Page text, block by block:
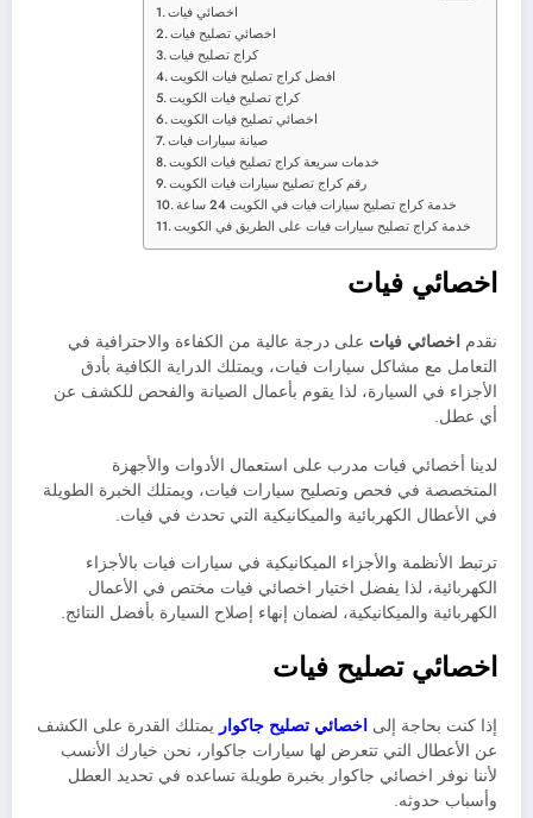
اخصائي فيات
اخصائي تصليح فيات
كراج تصليح فيات
افضل كراج تصليح فيات الكويت
كراج تصليح فيات الكويت
اخصائي تصليح فيات الكويت
صيانة سيارات فيات
خدمات سريعة كراج تصليح فيات الكويت
رقم كراج تصليح سيارات فيات الكويت
خدمة كراج تصليح سيارات فيات في الكويت 24 ساعة
خدمة كراج تصليح سيارات فيات على الطريق في الكويت
اخصائي فيات
نقدم اخصائي فيات على درجة عالية من الكفاءة والاحترافية في
التعامل مع مشاكل سيارات فيات، ويمتلك الدراية الكافية بأدق
الأجزاء في السيارة، لذا يقوم بأعمال الصيانة والفحص للكشف عن
أي عطل.
لدينا أخصائي فيات مدرب على استعمال الأدوات والأجهزة
المتخصصة في فحص وتصليح سيارات فيات، ويمتلك الخبرة الطويلة
في الأعطال الكهربائية والميكانيكية التي تحدث في فيات.
ترتبط الأنظمة والأجزاء الميكانيكية في سيارات فيات بالأجزاء
الكهربائية، لذا يفضل اختيار اخصائي فيات مختص في الأعمال
الكهربائية والميكانيكية، لضمان إنهاء إصلاح السيارة بأفضل النتائج.
اخصائي تصليح فيات
إذا كنت بحاجة إلى اخصائي تصليح جاكوار يمتلك القدرة على الكشف
عن الأعطال التي تتعرض لها سيارات جاكوار، نحن خيارك الأنسب
لأننا نوفر اخصائي جاكوار بخبرة طويلة تساعده في تحديد العطل
وأسباب حدوثه.